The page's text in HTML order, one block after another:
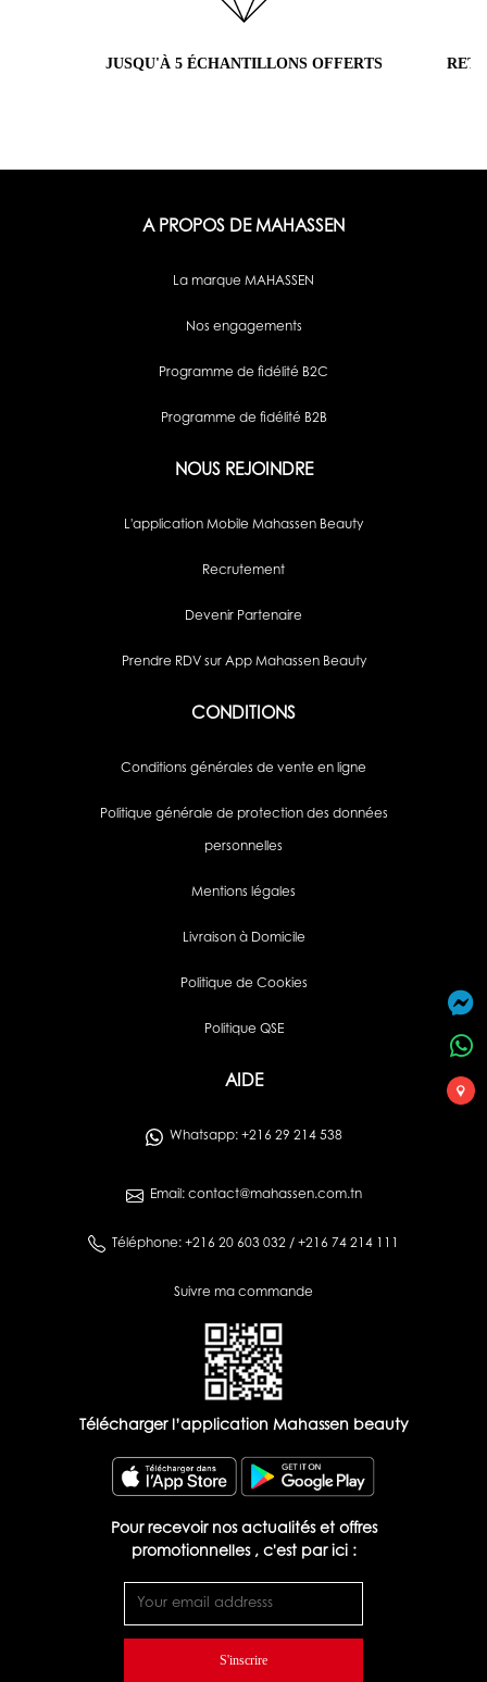
JUSQU'À 5 ÉCHANTILLONS OFFERTS
A PROPOS DE MAHASSEN
La marque MAHASSEN
Nos engagements
Programme de fidélité B2C
Programme de fidélité B2B
NOUS REJOINDRE
L'application Mobile Mahassen Beauty
Recrutement
Devenir Partenaire
Prendre RDV sur App Mahassen Beauty
CONDITIONS
Conditions générales de vente en ligne
Politique générale de protection des données
personnelles
Mentions légales
Livraison à Domicile
Politique de Cookies
Politique QSE
AIDE
Whatsapp: +216 29 214 538
Email: contact@mahassen.com.tn
Téléphone: +216 20 603 032 / +216 74 214 111
Suivre ma commande
Télécharger l’application Mahassen beauty
Pour recevoir nos actualités et offres
promotionnelles , c'est par ici :
S'inscrire